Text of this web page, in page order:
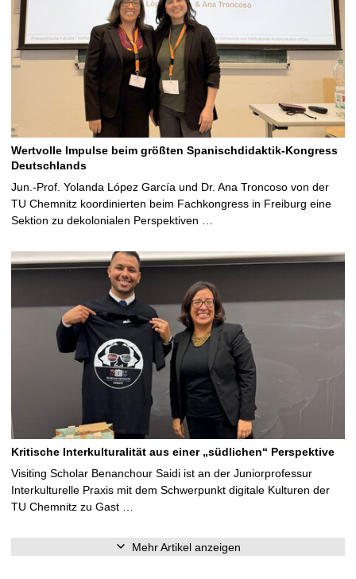
Wertvolle Impulse beim größten Spanischdidaktik-Kongress
Deutschlands
Jun.-Prof. Yolanda López García und Dr. Ana Troncoso von der
TU Chemnitz koordinierten beim Fachkongress in Freiburg eine
Sektion zu dekolonialen Perspektiven …
Kritische Interkulturalität aus einer „südlichen“ Perspektive
Visiting Scholar Benanchour Saidi ist an der Juniorprofessur
Interkulturelle Praxis mit dem Schwerpunkt digitale Kulturen der
TU Chemnitz zu Gast …
Mehr Artikel anzeigen